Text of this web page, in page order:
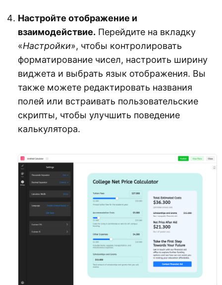
Настройте отображение и
взаимодействие. Перейдите на вкладку
«Настройки», чтобы контролировать
форматирование чисел, настроить ширину
виджета и выбрать язык отображения. Вы
также можете редактировать названия
полей или встраивать пользовательские
скрипты, чтобы улучшить поведение
калькулятора.